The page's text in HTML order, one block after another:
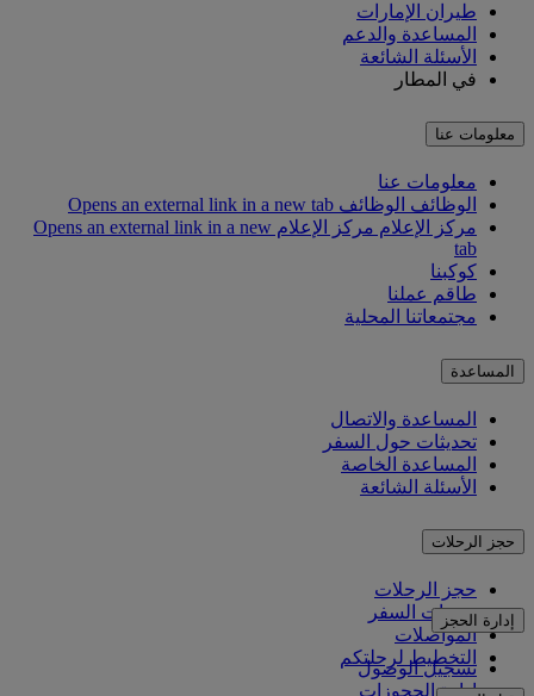
طيران الإمارات
المساعدة والدعم
الأسئلة الشائعة
في المطار
معلومات عنا
معلومات عنا
الوظائف الوظائف Opens an external link in a new tab
مركز الإعلام
مركز الإعلام Opens an external link in a new
tab
كوكبنا
طاقم عملنا
مجتمعاتنا المحلية
المساعدة
المساعدة والاتصال
تحديثات حول السفر
المساعدة الخاصة
الأسئلة الشائعة
حجز الرحلات
حجز الرحلات
خدمات السفر
المواصلات
التخطيط لرحلتكم
إدارة الحجز
تسجيل الوصول
إدارة الحجوزات